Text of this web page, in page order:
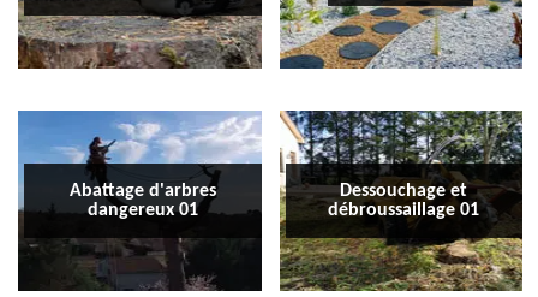
Abattage d'arbres
dangereux 01
Dessouchage et
débroussaillage 01